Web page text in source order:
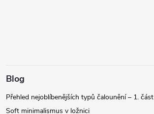
Blog
Přehled nejoblíbenějších typů čalounění – 1. část
Soft minimalismus v ložnici